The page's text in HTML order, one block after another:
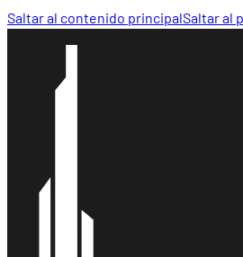
Saltar al contenido principalSaltar al